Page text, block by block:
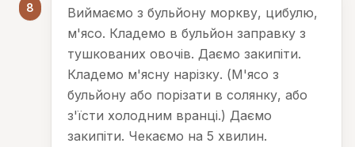
8
Виймаємо з бульйону моркву, цибулю,
м'ясо. Кладемо в бульйон заправку з
тушкованих овочів. Даємо закипіти.
Кладемо м'ясну нарізку. (М'ясо з
бульйону або порізати в солянку, або
з'їсти холодним вранці.) Даємо
закипіти. Чекаємо на 5 хвилин.